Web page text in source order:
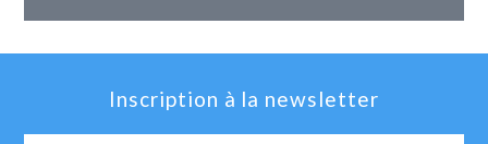
Inscription à la newsletter